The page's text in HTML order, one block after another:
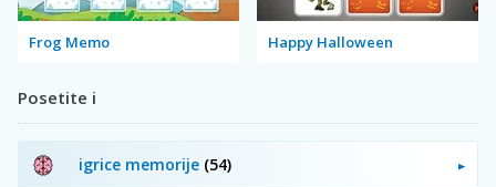
Frog Memo Happy Halloween
Posetite i
igrice memorije (54)